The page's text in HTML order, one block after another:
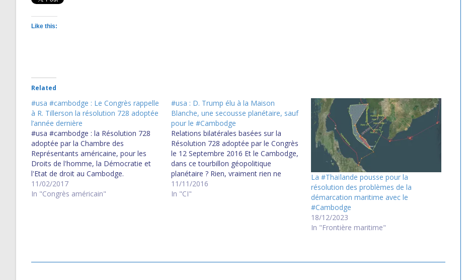
Like this:
Related
#usa #cambodge : Le Congrès rappelle
à R. Tillerson la résolution 728 adoptée
l’année dernière
#usa #cambodge : la Résolution 728
adoptée par la Chambre des
Représentants américaine, pour les
Droits de l'homme, la Démocratie et
l'Etat de droit au Cambodge.
11/02/2017
In "Congrès américain"
#usa : D. Trump élu à la Maison
Blanche, une secousse planétaire, sauf
pour le #Cambodge
Relations bilatérales basées sur la
Résolution 728 adoptée par le Congrès
le 12 Septembre 2016 Et le Cambodge,
dans ce tourbillon géopolitique
planétaire ? Rien, vraiment rien ne
changera. D. Trump ne connait pas le
Cambodge et encore moins l'histoire
11/11/2016
In "CI"
La #Thaïlande pousse pour la
résolution des problèmes de la
démarcation maritime avec le
#Cambodge
18/12/2023
In "Frontière maritime"